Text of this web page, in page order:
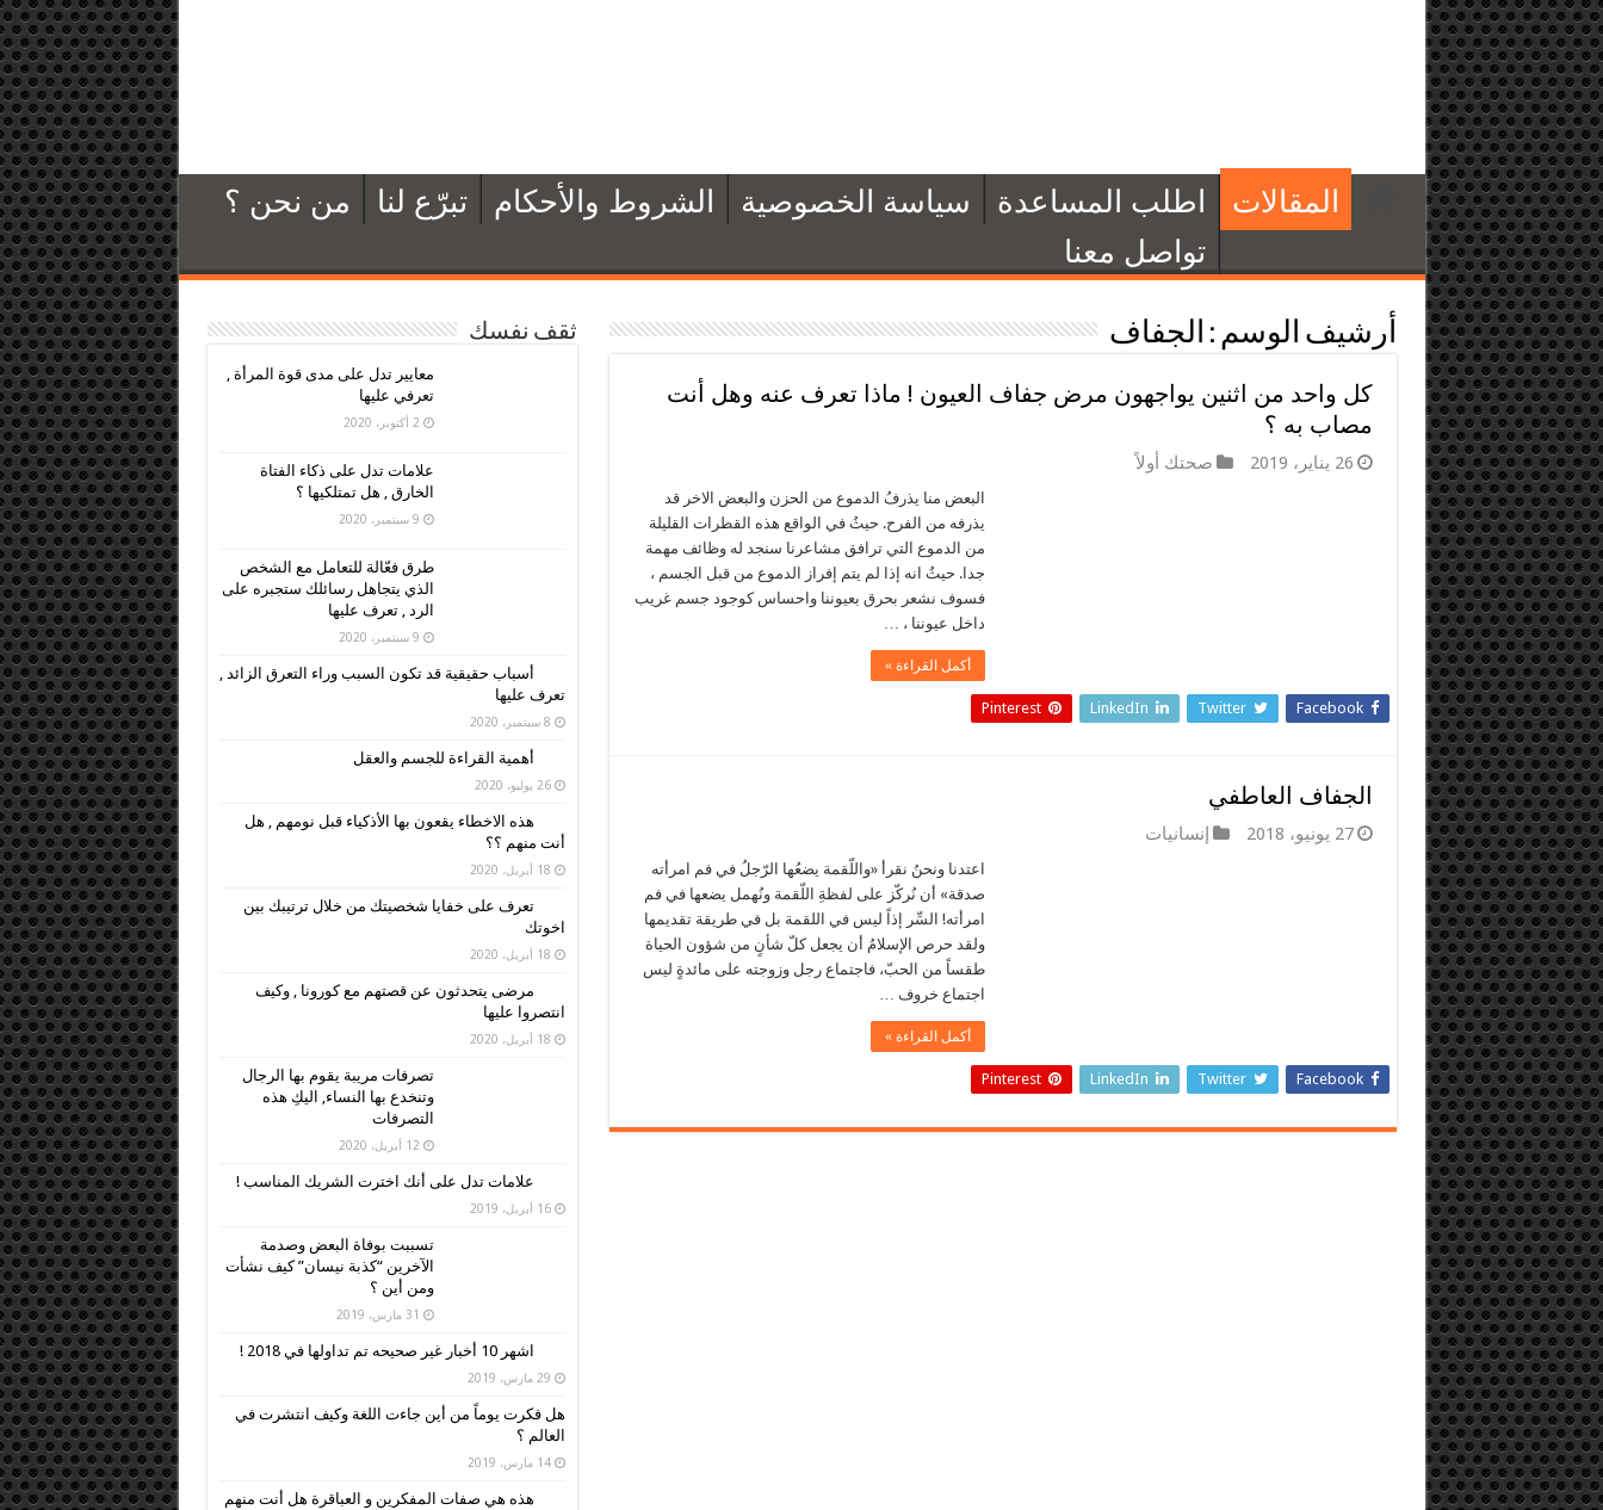
المقالات اطلب المساعدة سياسة الخصوصية الشروط والأحكام تبرّع لنا
من نحن ؟
تواصل معنا
أرشيف الوسم : الجفاف
كل واحد من اثنين يواجهون مرض جفاف العيون ! ماذا تعرف عنه وهل أنت
مصاب به ؟
26 يناير، 2019 صحتك أولاً
البعض منا يذرفُ الدموع من الحزن والبعض الاخر قد
يذرفه من الفرح. حيثُ في الواقع هذه القطرات القليلة
من الدموع التي ترافق مشاعرنا سنجد له وظائف مهمة
جدا. حيثُ انه إذا لم يتم إفراز الدموع من قبل الجسم ،
فسوف نشعر بحرق بعيوننا واحساس كوجود جسم غريب
داخل عيوننا ، …
أكمل القراءة »
Facebook
Twitter
LinkedIn
Pinterest
الجفاف العاطفي
27 يونيو، 2018 إنسانيات
اعتدنا ونحنُ نقرأ «واللّقمة يضعُها الرّجلُ في فم امرأته
صدقة» أن نُركّز على لفظةِ اللّقمة ونُهمل يضعها في فم
امرأته! السِّر إذاً ليس في اللقمة بل في طريقة تقديمها
ولقد حرص الإسلامُ أن يجعل كلّ شأنٍ من شؤون الحياة
طقساً من الحبّ، فاجتماع رجل وزوجته على مائدةٍ ليس
اجتماع خروف …
أكمل القراءة »
Facebook
Twitter
LinkedIn
Pinterest
ثقف نفسك
معايير تدل على مدى قوة المرأة ,
تعرفي عليها
2 أكتوبر، 2020
علامات تدل على ذكاء الفتاة
الخارق , هل تمتلكيها ؟
9 سبتمبر، 2020
طرق فعّالة للتعامل مع الشخص
الذي يتجاهل رسائلك ستجبره على
الرد , تعرف عليها
9 سبتمبر، 2020
أسباب حقيقية قد تكون السبب وراء التعرق الزائد ,
تعرف عليها
8 سبتمبر، 2020
أهمية القراءة للجسم والعقل
26 يوليو، 2020
هذه الاخطاء يقعون بها الأذكياء قبل نومهم , هل
أنت منهم ؟؟
18 أبريل، 2020
تعرف على خفايا شخصيتك من خلال ترتيبك بين
اخوتك
18 أبريل، 2020
مرضى يتحدثون عن قصتهم مع كورونا , وكيف
انتصروا عليها
18 أبريل، 2020
تصرفات مريبة يقوم بها الرجال
وتنخدع بها النساء, اليكِ هذه
التصرفات
12 أبريل، 2020
علامات تدل على أنك اخترت الشريك المناسب !
16 أبريل، 2019
تسببت بوفاة البعض وصدمة
الآخرين “كذبة نيسان” كيف نشأت
ومن أين ؟
31 مارس، 2019
اشهر 10 أخبار غير صحيحه تم تداولها في 2018 !
29 مارس، 2019
هل فكرت يوماً من أين جاءت اللغة وكيف انتشرت في
العالم ؟
14 مارس، 2019
هذه هي صفات المفكرين و العباقرة هل أنت منهم